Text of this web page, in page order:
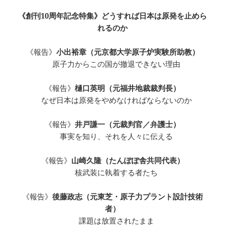
《創刊10周年記念特集》どうすれば日本は原発を止めら
れるのか
《報告》 小出裕章（元京都大学原子炉実験所助教）
原子力からこの国が撤退できない理由
《報告》 樋口英明（元福井地裁裁判長）
なぜ日本は原発をやめなければならないのか
《報告》 井戸謙一（元裁判官／弁護士）
事実を知り、それを人々に伝える
《報告》 山崎久隆（たんぽぽ舎共同代表）
核武装に執着する者たち
《報告》 後藤政志（元東芝・原子力プラント設計技術
者）
課題は放置されたまま